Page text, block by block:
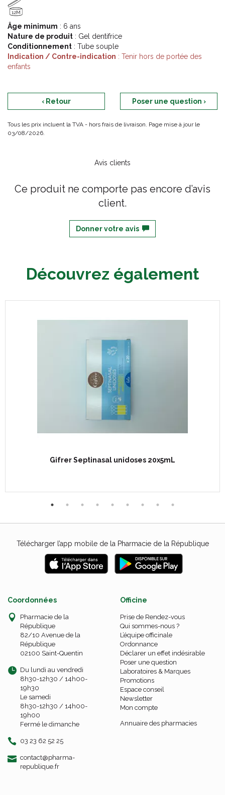
12M
Âge minimum : 6 ans
Nature de produit : Gel dentifrice
Conditionnement : Tube souple
Indication / Contre-indication : Tenir hors de portée des
enfants
‹ Retour Poser une question ›
Tous les prix incluent la TVA - hors frais de livraison. Page mise à jour le
03/08/2026.
Avis clients
Ce produit ne comporte pas encore d’avis
client.
Donner votre avis
Découvrez également
Gifrer Septinasal unidoses 20x5mL
Télécharger l’app mobile de la Pharmacie de la République
Coordonnées
Pharmacie de la
République
82/10 Avenue de la
République
02100 Saint-Quentin
Du lundi au vendredi
8h30-12h30 / 14h00-
19h30
Le samedi
8h30-12h30 / 14h00-
19h00
Fermé le dimanche
03 23 62 52 25
contact-
@-
pharma-
republique.fr
Officine
Prise de Rendez-vous
Qui sommes-nous ?
L’équipe officinale
Ordonnance
Déclarer un effet indésirable
Poser une question
Laboratoires & Marques
Promotions
Espace conseil
Newsletter
Mon compte
Annuaire des pharmacies